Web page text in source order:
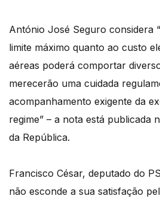
António José Seguro considera
limite máximo quanto ao custo
aéreas poderá comportar
merecerão uma cuidada
acompanhamento exigente da
regime” – a nota está publicada
da República.
Francisco César, deputado do
não esconde a sua satisfação